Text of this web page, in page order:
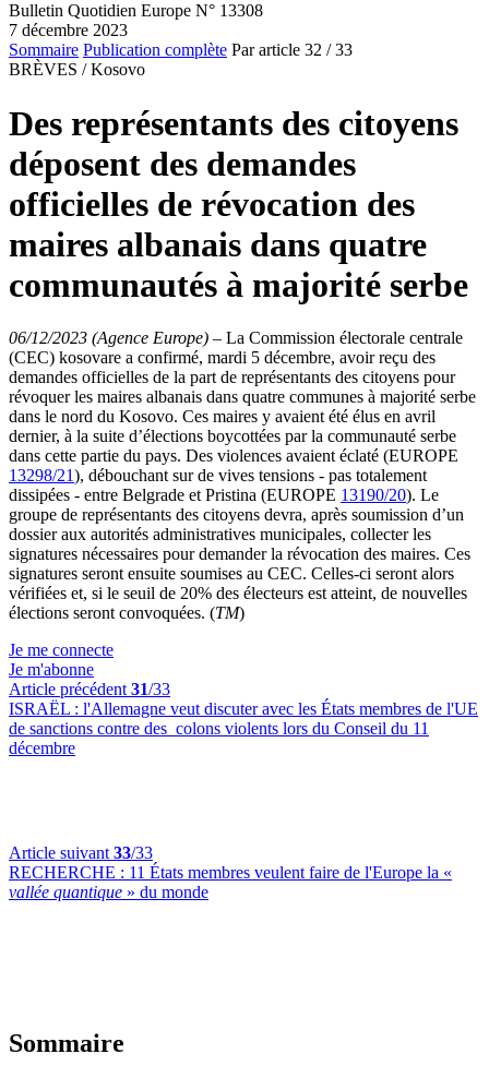
Bulletin Quotidien Europe N° 13308
7 décembre 2023
Sommaire Publication complète Par article 32 / 33
BRÈVES / Kosovo
Des représentants des citoyens
déposent des demandes
officielles de révocation des
maires albanais dans quatre
communautés à majorité serbe
06/12/2023 (Agence Europe) – La Commission électorale centrale
(CEC) kosovare a confirmé, mardi 5 décembre, avoir reçu des
demandes officielles de la part de représentants des citoyens pour
révoquer les maires albanais dans quatre communes à majorité serbe
dans le nord du Kosovo. Ces maires y avaient été élus en avril
dernier, à la suite d’élections boycottées par la communauté serbe
dans cette partie du pays. Des violences avaient éclaté (EUROPE
13298/21), débouchant sur de vives tensions - pas totalement
dissipées - entre Belgrade et Pristina (EUROPE 13190/20). Le
groupe de représentants des citoyens devra, après soumission d’un
dossier aux autorités administratives municipales, collecter les
signatures nécessaires pour demander la révocation des maires. Ces
signatures seront ensuite soumises au CEC. Celles-ci seront alors
vérifiées et, si le seuil de 20% des électeurs est atteint, de nouvelles
élections seront convoquées. (TM)
Je me connecte
Je m'abonne
Article précédent 31/33
ISRAËL : l'Allemagne veut discuter avec les États membres de l'UE
de sanctions contre des colons violents lors du Conseil du 11
décembre
Article suivant 33/33
RECHERCHE : 11 États membres veulent faire de l'Europe la «
vallée quantique » du monde
Sommaire